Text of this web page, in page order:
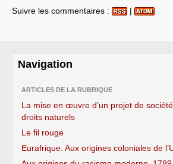
Suivre les commentaires : |
Navigation
ARTICLES DE LA RUBRIQUE
La mise en œuvre d’un projet de
droits naturels
Le fil rouge
Eurafrique. Aux origines coloniales de